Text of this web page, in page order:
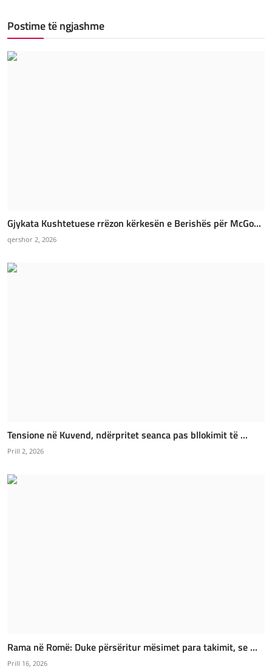
Postime të ngjashme
Gjykata Kushtetuese rrëzon kërkesën e Berishës për McGo...
qershor 2, 2026
Tensione në Kuvend, ndërpritet seanca pas bllokimit të ...
Prill 2, 2026
Rama në Romë: Duke përsëritur mësimet para takimit, se ...
Prill 16, 2026